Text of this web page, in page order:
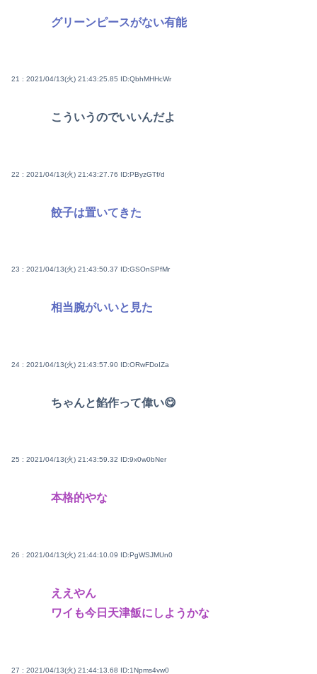
グリーンピースがない有能
21 : 2021/04/13(火) 21:43:25.85 ID:QbhMHHcWr
こういうのでいいんだよ
22 : 2021/04/13(火) 21:43:27.76 ID:PByzGTf/d
餃子は置いてきた
23 : 2021/04/13(火) 21:43:50.37 ID:GSOnSPfMr
相当腕がいいと見た
24 : 2021/04/13(火) 21:43:57.90 ID:ORwFDoIZa
ちゃんと餡作って偉い😋
25 : 2021/04/13(火) 21:43:59.32 ID:9x0w0bNer
本格的やな
26 : 2021/04/13(火) 21:44:10.09 ID:PgWSJMUn0
ええやん
ワイも今日天津飯にしようかな
27 : 2021/04/13(火) 21:44:13.68 ID:1Npms4vw0